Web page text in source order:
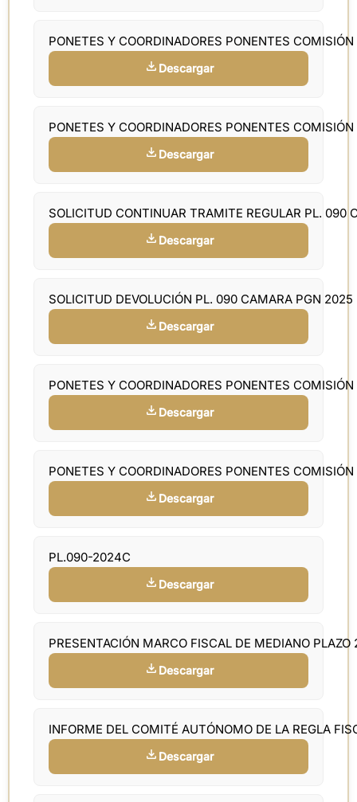
PONETES Y COORDINADORES PONENTES
Descargar
PONETES Y COORDINADORES PONENTES
Descargar
SOLICITUD CONTINUAR TRAMITE REGULAR PL. 090
Descargar
SOLICITUD DEVOLUCIÓN PL. 090 CAMARA PGN 2025
Descargar
PONETES Y COORDINADORES PONENTES
Descargar
PONETES Y COORDINADORES PONENTES
Descargar
PL.090-2024C
Descargar
PRESENTACIÓN MARCO FISCAL DE MEDIANO PLAZO
Descargar
INFORME DEL COMITÉ AUTÓNOMO DE LA REGLA
Descargar